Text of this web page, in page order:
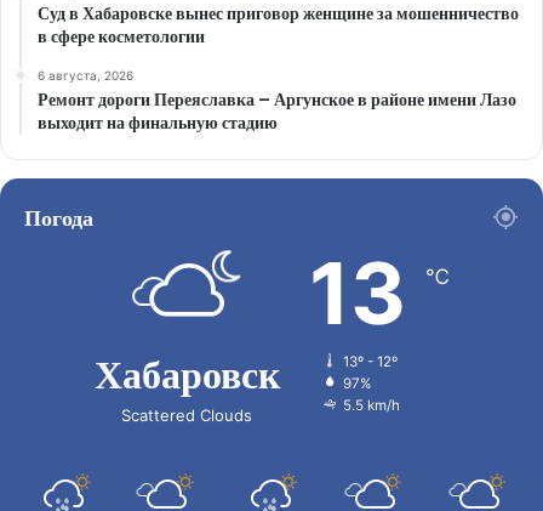
Суд в Хабаровске вынес приговор женщине за мошенничество
в сфере косметологии
6 августа, 2026
Ремонт дороги Переяславка – Аргунское в районе имени Лазо
выходит на финальную стадию
Погода
Хабаровск
Scattered Clouds
13 ℃
13º - 12º
97%
5.5 km/h